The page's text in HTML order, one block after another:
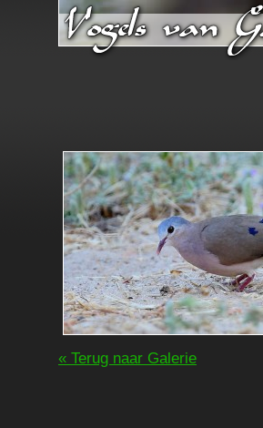
« Terug naar Galerie